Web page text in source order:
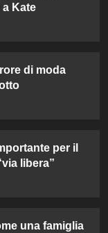
Kate
di moda
per il
libera”
una famiglia